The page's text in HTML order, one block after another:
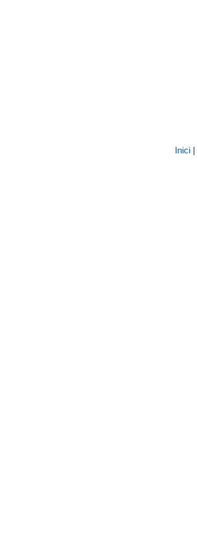
Inici |